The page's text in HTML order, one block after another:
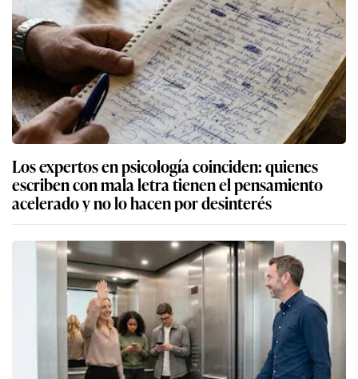
Los expertos en psicología coinciden: quienes
escriben con mala letra tienen el pensamiento
acelerado y no lo hacen por desinterés